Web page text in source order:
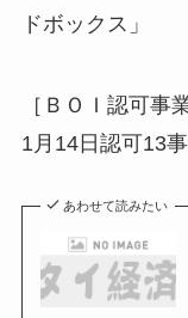
ドボックス」
［ＢＯＩ認可事業
1月14日認可13
あわせて読みたい